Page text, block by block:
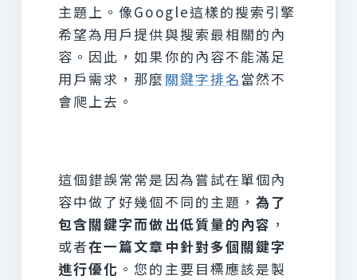
主題上。像Google這樣的搜索引擎
希望為用戶提供與搜索最相關的內
容。因此，如果你的內容不能滿足
用戶需求，那麼 關鍵字排名當然不
會爬上去。
這個錯誤常常是因為嘗試在單個內
容中做了好幾個不同的主題，為了
包含關鍵字而做出低質量的內容 ，
或者在一篇文章中針對多個關鍵字
進行優化 。您的主要目標應該是製